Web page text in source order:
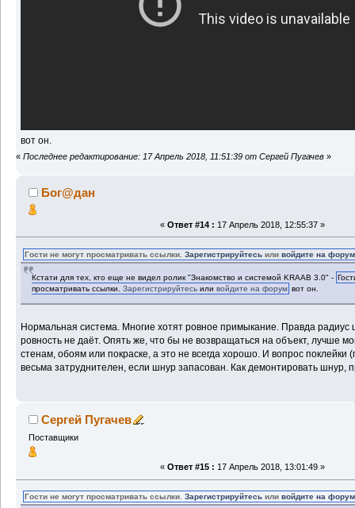
вот он.
« Последнее редактирование: 17 Апрель 2018, 11:51:39 от Сергей Пугачев »
Бог@дан
« Ответ #14 : 17 Апрель 2018, 12:55:37 »
Гости не могут просматривать ссылки.Зарегистрируйтесь иливойдите на форум
Кстати для тех, кто еще не видел ролик "Знакомство и системой KRAAB 3.0" -
просматривать ссылки.Зарегистрируйтесь иливойдите на форум вот он.
Нормальная система. Многие хотят ровное примыкание. Правда
ровность не даёт. Опять же, что бы не возвращаться на объект, лучше
стенам, обоям или покраске, а это не всегда хорошо. И вопрос поклейки
весьма затруднителен, если шнур запасован. Как демонтировать шнур,
Сергей Пугачев
Поставщики
« Ответ #15 : 17 Апрель 2018, 13:01:49 »
Гости не могут просматривать ссылки.Зарегистрируйтесь иливойдите на форум